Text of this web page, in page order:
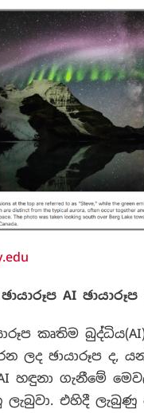
AIඡායාරූප
කෘතිම
ලද ඡායාරූප ද,
හඳුනා ගැනීමේ
එහිදී ලැබුණු